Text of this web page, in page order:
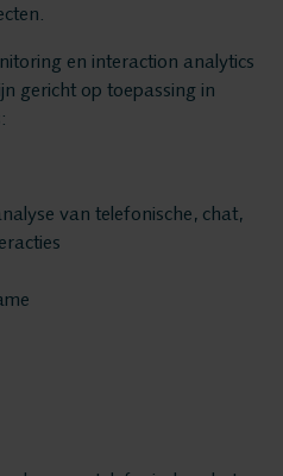
Analytics
en interaction analytics
gericht op toepassing in
van telefonische, chat,